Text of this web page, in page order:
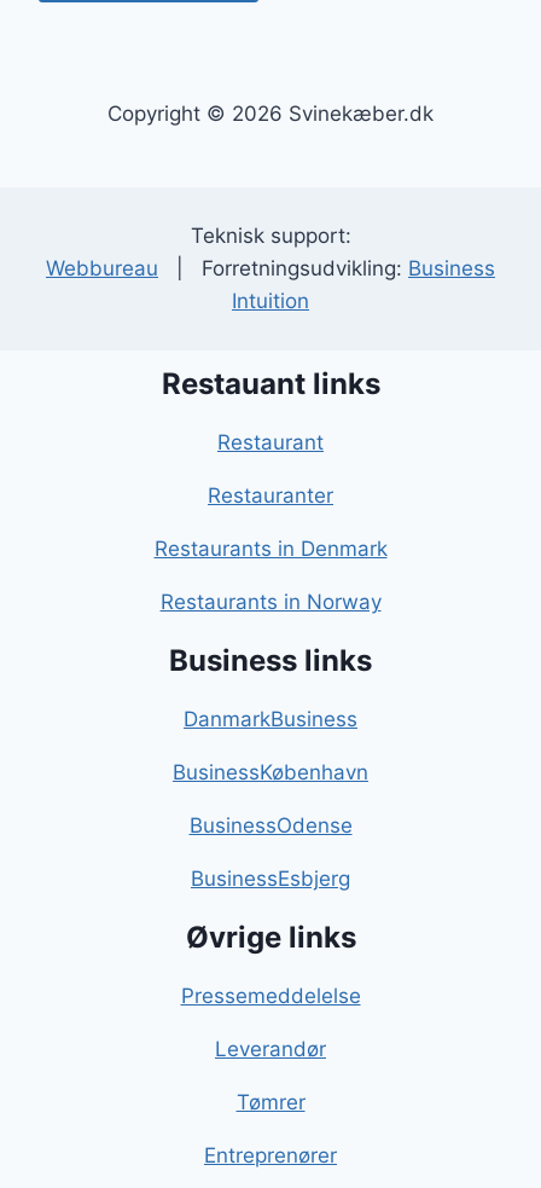
Copyright © 2026 Svinekæber.dk
Teknisk support:
Webbureau | Forretningsudvikling: Business
Intuition
Restauant links
Restaurant
Restauranter
Restaurants in Denmark
Restaurants in Norway
Business links
DanmarkBusiness
BusinessKøbenhavn
BusinessOdense
BusinessEsbjerg
Øvrige links
Pressemeddelelse
Leverandør
Tømrer
Entreprenører